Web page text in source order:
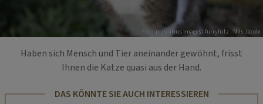
Foto: mauritius images/ furryfritz - Nils Jacobi
Haben sich Mensch und Tier aneinander gewöhnt, frisst
Ihnen die Katze quasi aus der Hand.
DAS KÖNNTE SIE AUCH INTERESSIEREN